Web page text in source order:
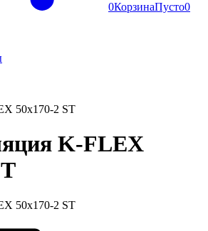
0КорзинаПусто0
50x170-2 ST
K-FLEX
50x170-2 ST